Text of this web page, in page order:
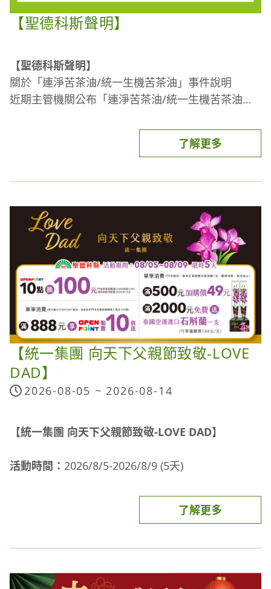
【聖德科斯聲明】
【聖德科斯聲明】
關於「連淨苦茶油/統一生機苦茶油」事件說明
近期主管機關公布「連淨苦茶油/統一生機苦茶油」
經查核，聖德科斯未販售公告之批號商品，請消費者
統一生機初榨苦茶油250mL(批號26S624XW01)
食品安全是聖德科斯始終堅持的核心價值。我們持續
建立嚴謹的商品評估、供應商管理及品質把關機制，
並密切關注主管機關公告與相關檢驗資訊，確保上架
商品符合相關法規與品質要求。
感謝消費者一直以來對聖德科斯的信任與支持。我們
將持續以更高標準把關每一項商品，守護每一位消費
者的食品安全。
聖德科斯
2026 年 7 月 23 日
了解更多
【統一集團 向天下父親節致敬-LOVE
DAD】
2026-08-05 ~ 2026-08-14
【統一集團 向天下父親節致敬-LOVE DAD】
活動時間： 2026/8/5-2026/8/9 (5天)
聖德科斯門市」或
點現折100元滿額抵用券(滿千抵用)」(價值100元)。
滿額加贈點數：於聖德科斯門市 和
聖德科斯購物網
注意事項：
了解更多